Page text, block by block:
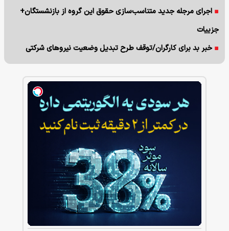
اجرای مرجله جدید متناسب‌سازی حقوق این گروه از بازنشستگان+
جزییات
خبر بد برای کارگران/توقف طرح تبدیل وضعیت نیروهای شرکتی